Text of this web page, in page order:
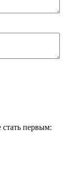
первым: